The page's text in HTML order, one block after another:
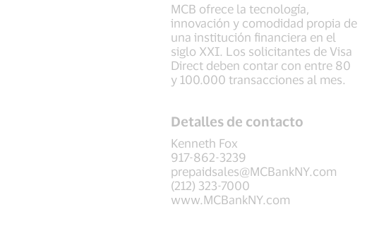
MCB ofrece la tecnología,
innovación y comodidad propia de
una institución financiera en el
siglo XXI. Los solicitantes de Visa
Direct deben contar con entre 80
y 100.000 transacciones al mes.
Detalles de contacto
Kenneth Fox
917-862-3239
prepaidsales@MCBankNY.com
(212) 323-7000
www.MCBankNY.com